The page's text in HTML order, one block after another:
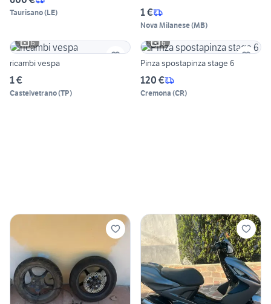
Taurisano(LE) 1 €
Nova Milanese(MB)
6
ricambi vespa
1 €
Castelvetrano(TP)
6
Pinza spostapinza stage 6
120 €
Cremona (CR)